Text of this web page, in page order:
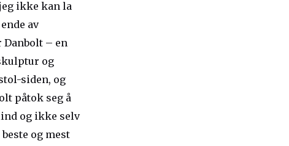
ikke kan la
av
Danbolt – en
og
siden, og
påtok seg å
og ikke selv
og mest